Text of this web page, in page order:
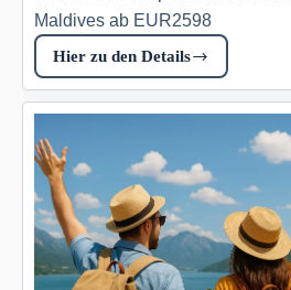
Maldives ab EUR2598
Hier zu den Details
Maldives
DE